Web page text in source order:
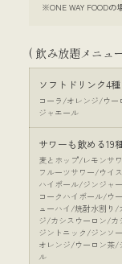
※ONE WAY FOODの
( 飲み放題メニュ
ソフトドリンク4種
コーラ/オレンジ/ウー
ジャエール
サワーも飲める19
麦とホップ/レモンサ
フルーツサワー/ウイ
ハイボール/ジンジャ
コークハイボール/ウ
ューハイ/焼酎水割り/
ジ/カシスウーロン/カ
ジントニック/ジンソ
オレンジ/ウーロン茶/
ル